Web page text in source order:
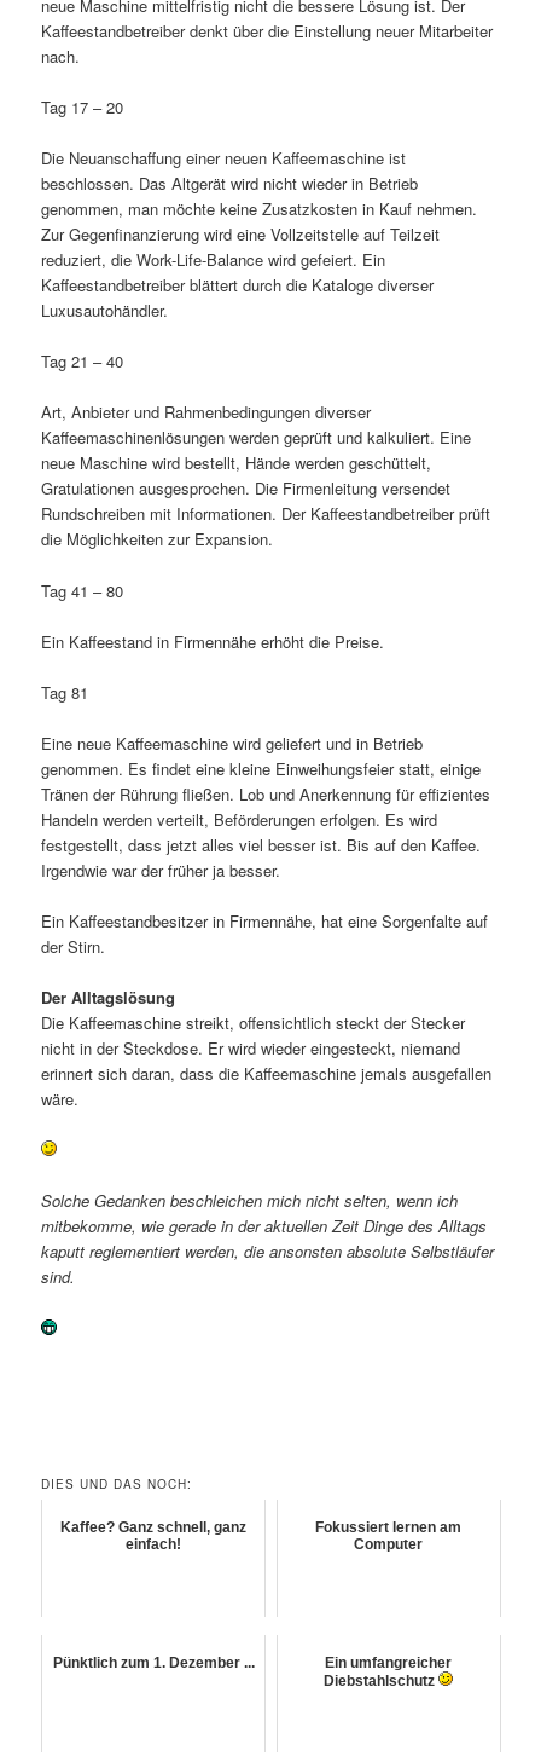
neue Maschine mittelfristig nicht die bessere Lösung ist. Der
Kaffeestandbetreiber denkt über die Einstellung neuer Mitarbeiter
nach.
Tag 17 – 20
Die Neuanschaffung einer neuen Kaffeemaschine ist
beschlossen. Das Altgerät wird nicht wieder in Betrieb
genommen, man möchte keine Zusatzkosten in Kauf nehmen.
Zur Gegenfinanzierung wird eine Vollzeitstelle auf Teilzeit
reduziert, die Work-Life-Balance wird gefeiert. Ein
Kaffeestandbetreiber blättert durch die Kataloge diverser
Luxusautohändler.
Tag 21 – 40
Art, Anbieter und Rahmenbedingungen diverser
Kaffeemaschinenlösungen werden geprüft und kalkuliert. Eine
neue Maschine wird bestellt, Hände werden geschüttelt,
Gratulationen ausgesprochen. Die Firmenleitung versendet
Rundschreiben mit Informationen. Der Kaffeestandbetreiber prüft
die Möglichkeiten zur Expansion.
Tag 41 – 80
Ein Kaffeestand in Firmennähe erhöht die Preise.
Tag 81
Eine neue Kaffeemaschine wird geliefert und in Betrieb
genommen. Es findet eine kleine Einweihungsfeier statt, einige
Tränen der Rührung fließen. Lob und Anerkennung für effizientes
Handeln werden verteilt, Beförderungen erfolgen. Es wird
festgestellt, dass jetzt alles viel besser ist. Bis auf den Kaffee.
Irgendwie war der früher ja besser.
Ein Kaffeestandbesitzer in Firmennähe, hat eine Sorgenfalte auf
der Stirn.
Der Alltagslösung
Die Kaffeemaschine streikt, offensichtlich steckt der Stecker
nicht in der Steckdose. Er wird wieder eingesteckt, niemand
erinnert sich daran, dass die Kaffeemaschine jemals ausgefallen
wäre.
Solche Gedanken beschleichen mich nicht selten, wenn ich
mitbekomme, wie gerade in der aktuellen Zeit Dinge des Alltags
kaputt reglementiert werden, die ansonsten absolute Selbstläufer
sind.
DIES UND DAS NOCH:
Kaffee? Ganz schnell, ganz
einfach!
Fokussiert lernen am
Computer
Pünktlich zum 1. Dezember ...
Ein umfangreicher
Diebstahlschutz